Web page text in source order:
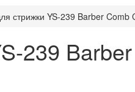
стрижки YS-239 Barber Comb
239